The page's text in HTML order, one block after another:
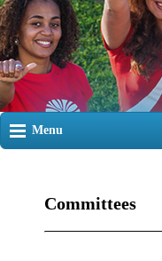
Menu
Committees